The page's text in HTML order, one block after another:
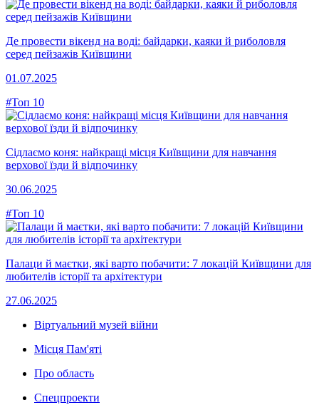
Де провести вікенд на воді: байдарки, каяки й риболовля
серед пейзажів Київщини
01.07.2025
#Топ 10
Сідлаємо коня: найкращі місця Київщини для навчання
верхової їзди й відпочинку
30.06.2025
#Топ 10
Палаци й маєтки, які варто побачити: 7 локацій Київщини для
любителів історії та архітектури
27.06.2025
Віртуальний музей війни
Місця Пам'яті
Про область
Спецпроекти